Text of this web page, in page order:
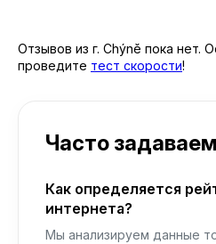
Отзывов из г. Chýně пока нет.
проведите тест скорости!
Часто
Как определяется
интернета?
Мы анализируем данные